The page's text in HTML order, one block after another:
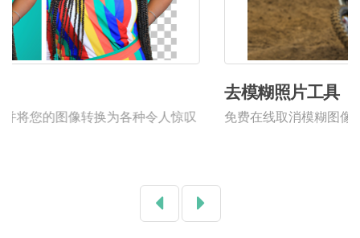
免费在线取消模糊图像。 去模糊照片，并提高其质量。
PreviousNext